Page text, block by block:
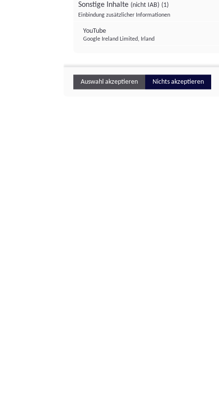
Sonstige Inhalte (nicht IAB) (1)
Einbindung zusätzlicher Informationen
YouTube
Google Ireland Limited, Irland
Auswahl akzeptieren Nichts akzeptieren